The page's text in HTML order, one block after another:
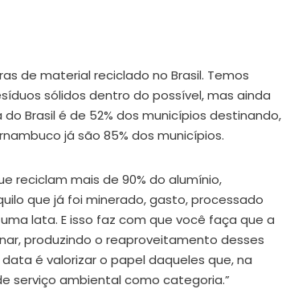
de material reciclado no Brasil. Temos
sólidos dentro do possível, mas ainda
Brasil é de 52% dos municípios destinando,
já são 85% dos municípios.
reciclam mais de 90% do alumínio,
que já foi minerado, gasto, processado
lata. E isso faz com que você faça que a
produzindo o reaproveitamento desses
é valorizar o papel daqueles que, na
serviço ambiental como categoria.”